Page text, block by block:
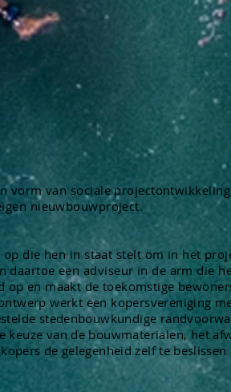
vorm van sociale
nieuwbouwproject.
op die hen in staat stelt om in het
daartoe een adviseur in de arm die
op en maakt de toekomstige
werkt een kopersvereniging
stedenbouwkundige
keuze van de bouwmaterialen, het
de gelegenheid zelf te